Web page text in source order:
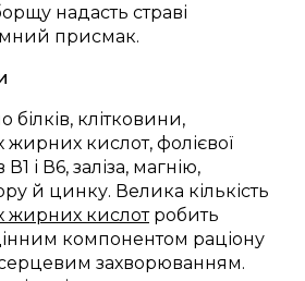
надасть страві
присмак.
клітковини,
жирних кислот, фолієвої
В1 і В6, заліза, магнію,
й цинку. Велика кількість
жирних кислотробить
компонентом раціону
захворюванням.